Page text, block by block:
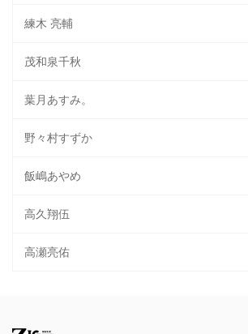
練木 亮輔
茂和泉千秋
葉月あすみ。
野々村すずか
飯嶋あやめ
高久翔伍
高瀬亮佑